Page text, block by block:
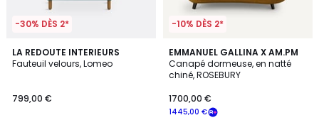
-30% DÈS 2*
LA REDOUTE INTERIEURS
Fauteuil velours, Lomeo
799,00 €
1
/
3
Couleurs
-10% DÈS 2*
EMMANUEL GALLINA X AM.PM
Canapé dormeuse, en natté
chiné, ROSEBURY
1445,00 €
1700,00 €
2
Couleurs